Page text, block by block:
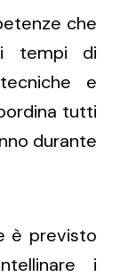
che
i tempi di
e
tutti
durante
è previsto
i